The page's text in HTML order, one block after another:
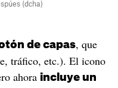
(dcha)
de capas, que
tráfico, etc.). El icono
ahora incluye un